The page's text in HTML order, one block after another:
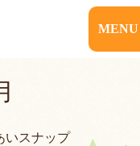
MENU
いスナップ